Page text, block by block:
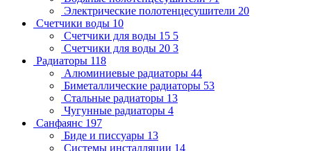
Электрические полотенцесушители 20
Счетчики воды 10
Счетчики для воды 15 5
Счетчики для воды 20 3
Радиаторы 118
Алюминиевые радиаторы 44
Биметаллические радиаторы 53
Стальные радиаторы 13
Чугунные радиаторы 4
Санфаянс 197
Биде и писсуары 13
Системы инсталляции 14